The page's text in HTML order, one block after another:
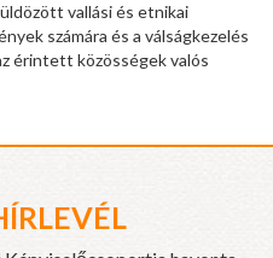
vallási és etnikai
számára és a válságkezelés
érintett közösségek valós